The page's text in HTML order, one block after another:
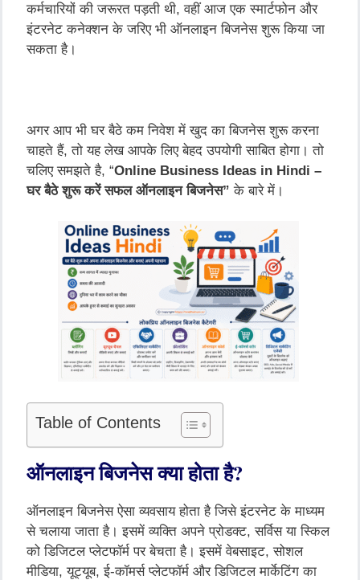
कर्मचारियों की जरूरत पड़ती थी, वहीं आज एक स्मार्टफोन और
इंटरनेट कनेक्शन के जरिए भी ऑनलाइन बिजनेस शुरू किया जा
सकता है।
अगर आप भी घर बैठे कम निवेश में खुद का बिजनेस शुरू करना
चाहते हैं, तो यह लेख आपके लिए बेहद उपयोगी साबित होगा। तो
चलिए समझते है, “Online Business Ideas in Hindi –
घर बैठे शुरू करें सफल ऑनलाइन बिजनेस” के बारे में।
Table of Contents
ऑनलाइन बिजनेस क्या होता है?
ऑनलाइन बिजनेस ऐसा व्यवसाय होता है जिसे इंटरनेट के माध्यम
से चलाया जाता है। इसमें व्यक्ति अपने प्रोडक्ट, सर्विस या स्किल
को डिजिटल प्लेटफॉर्म पर बेचता है। इसमें वेबसाइट, सोशल
मीडिया, यूट्यूब, ई-कॉमर्स प्लेटफॉर्म और डिजिटल मार्केटिंग का